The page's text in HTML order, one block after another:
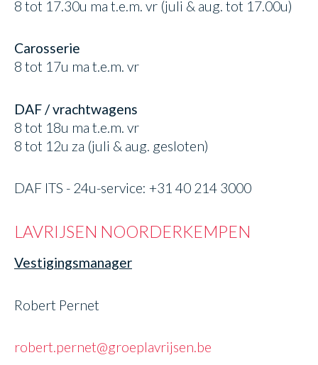
8 tot 17.30u ma t.e.m. vr (juli & aug. tot 17.00u)
Carosserie
8 tot 17u ma t.e.m. vr
DAF / vrachtwagens
8 tot 18u ma t.e.m. vr
8 tot 12u za (juli & aug. gesloten)
DAF ITS - 24u-service: +31 40 214 3000
LAVRIJSEN NOORDERKEMPEN
Vestigingsmanager
Robert Pernet
robert.pernet@groeplavrijsen.be